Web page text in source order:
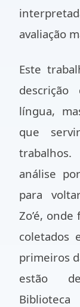
avaliação
Este
língua,
que
análise
para
Zo’é,
coletados
primeiros
estão